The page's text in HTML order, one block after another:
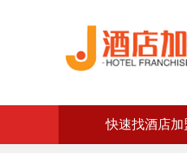
快速找酒店加